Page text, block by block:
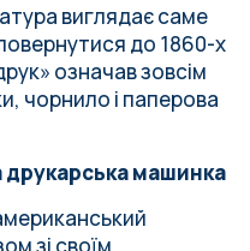
виглядає саме
до 1860-х
означав зовсім
чорнило і паперова
машинка
зі своїм